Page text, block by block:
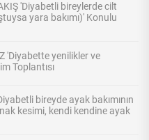
'Diyabetli bireylerde cilt
yara bakımı)' Konulu
'Diyabette yenilikler ve
Toplantısı
bireyde ayak bakımının
kesimi, kendi kendine ayak